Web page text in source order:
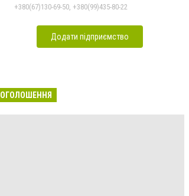
+380(67)130-69-50, +380(99)435-80-22
Додати підприємство
ОГОЛОШЕННЯ